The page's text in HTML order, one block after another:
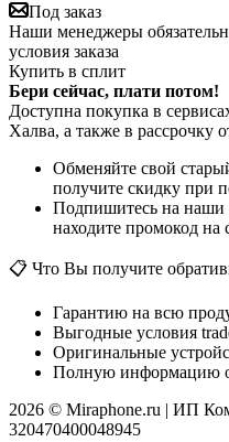
Под заказ
Наши менеджеры
условия заказа
Купить в сплит
Бери сейчас, плати потом!
Доступна покупка в
Халва, а также в рассрочку
Обменяйте свой
получите скидку при
Подпишитесь на наши
находите промокод на
📋 Что Вы получите
Гарантию на всю
Выгодные условия
Оригинальные
Полную информацию о
2026 © Miraphone.ru | ИП
320470400048945